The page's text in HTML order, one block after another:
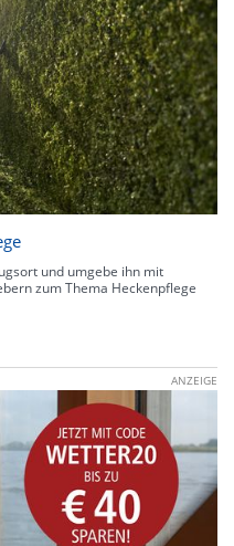
und umgebe ihn mit
zum Thema Heckenpflege
ANZEIGE